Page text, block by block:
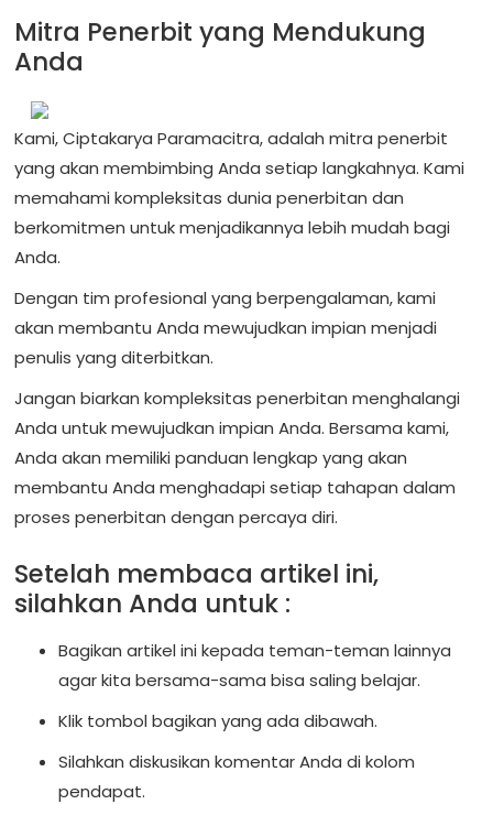
Mitra Penerbit yang Mendukung
Anda
Kami, Ciptakarya Paramacitra, adalah mitra penerbit
yang akan membimbing Anda setiap langkahnya. Kami
memahami kompleksitas dunia penerbitan dan
berkomitmen untuk menjadikannya lebih mudah bagi
Anda.
Dengan tim profesional yang berpengalaman, kami
akan membantu Anda mewujudkan impian menjadi
penulis yang diterbitkan.
Jangan biarkan kompleksitas penerbitan menghalangi
Anda untuk mewujudkan impian Anda. Bersama kami,
Anda akan memiliki panduan lengkap yang akan
membantu Anda menghadapi setiap tahapan dalam
proses penerbitan dengan percaya diri.
Setelah membaca artikel ini,
silahkan Anda untuk :
Bagikan artikel ini kepada teman-teman lainnya
agar kita bersama-sama bisa saling belajar.
Klik tombol bagikan yang ada dibawah.
Silahkan diskusikan komentar Anda di kolom
pendapat.